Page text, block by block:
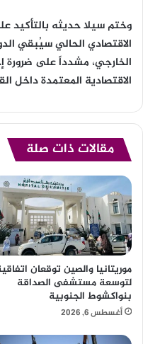
وختم سيلا حديثه بالتأكيد
الاقتصادي الحالي سيُبقي
الخارجي، مشدداً على
الاقتصادية المعتمدة داخل
مقالات ذات صلة
موريتانيا والصين توقعان
لتوسعة مستشفى الصداقة
بنواكشوط الجنوبية
أغسطس 6, 2026